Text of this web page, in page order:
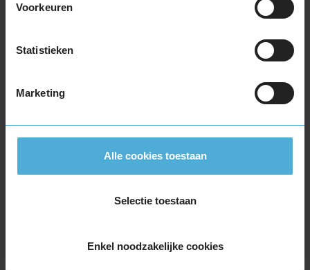
Voorkeuren
Statistieken
Marketing
Alle cookies toestaan
Selectie toestaan
Enkel noodzakelijke cookies
215/50R18 92V
215/60R18 98H EXTRALOAD
225/40R18 92W EXTRALOAD
225/45R18 95V EXTRALOAD
225/45R18 95V EXTRALOAD RUNFLAT
225/50R18 99V EXTRALOAD RUNFLAT
225/60R18 104H EXTRALOAD